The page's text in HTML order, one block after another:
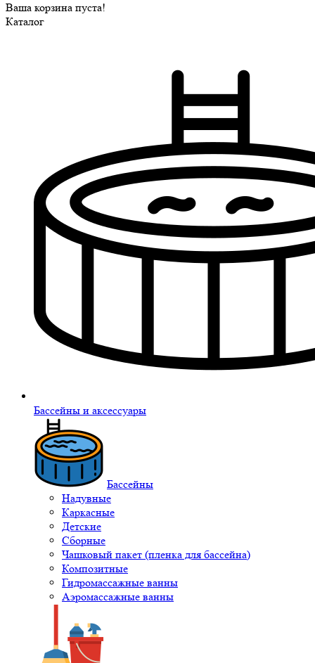
Ваша корзина пуста!
Каталог
Бассейны и аксессуары
Бассейны
Надувные
Каркасные
Детские
Сборные
Чашковый пакет (пленка для бассейна)
Композитные
Гидромассажные ванны
Аэромассажные ванны